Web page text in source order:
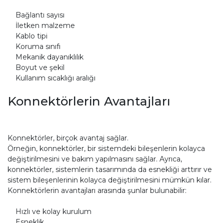
Bağlantı sayısı
İletken malzeme
Kablo tipi
Koruma sınıfı
Mekanik dayanıklılık
Boyut ve şekil
Kullanım sıcaklığı aralığı
Konnektörlerin Avantajları
Konnektörler, birçok avantaj sağlar.
Örneğin, konnektörler, bir sistemdeki bileşenlerin kolayca
değiştirilmesini ve bakım yapılmasını sağlar. Ayrıca,
konnektörler, sistemlerin tasarımında da esnekliği arttırır ve
sistem bileşenlerinin kolayca değiştirilmesini mümkün kılar.
Konnektörlerin avantajları arasında şunlar bulunabilir:
Hızlı ve kolay kurulum